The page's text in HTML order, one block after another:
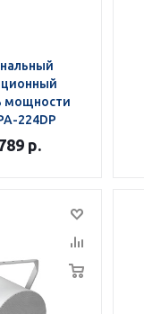
мощности
224DP
р.